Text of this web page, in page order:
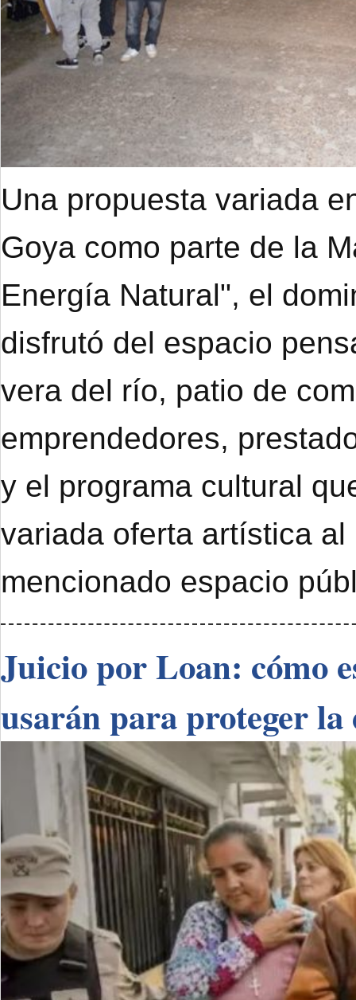
Una propuesta variada
Goya como parte de la
Energía Natural", el
disfrutó del espacio
vera del río, patio de
emprendedores,
y el programa cultural
variada oferta artística
mencionado espacio
Juicio por Loan: cómo
usarán para proteger